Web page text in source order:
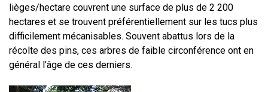
lièges/hectare couvrent une surface de plus de 2 200
hectares et se trouvent préférentiellement sur les tucs plus
difficilement mécanisables. Souvent abattus lors de la
récolte des pins, ces arbres de faible circonférence ont en
général l’âge de ces derniers.